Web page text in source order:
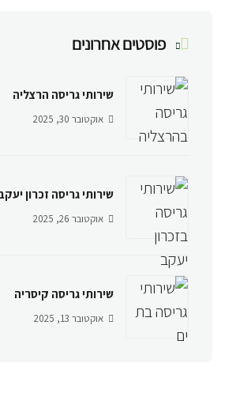
פוסטים אחרונים
שירותי גריסה הרצליה
אוקטובר 30, 2025
שירותי גריסה זכרון יעקב
אוקטובר 26, 2025
שירותי גריסה קיסריה
אוקטובר 13, 2025